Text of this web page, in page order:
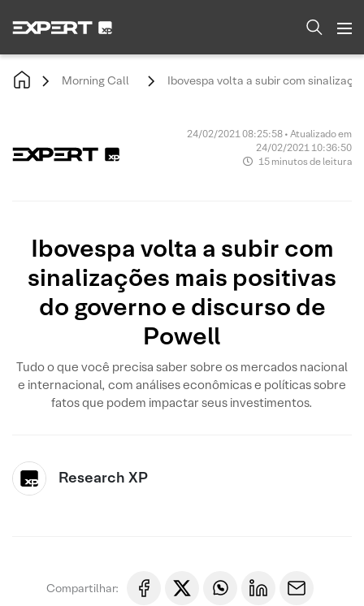
Morning Call Ibovespa volta a subir com
24/02/2021 08:25:58 • Atualizado em
24/02/2021 10:36:50
15 minutos de leitura
Ibovespa volta a subir com
sinalizações mais positivas
do governo e discurso de
Powell
Tudo o que você precisa saber sobre os mercados nacional
e internacional, com análises econômicas e políticas sobre
fatos que podem impactar seus investimentos.
Research XP
Compartilhar: